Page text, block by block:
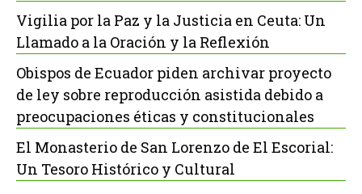
Vigilia por la Paz y la Justicia en Ceuta: Un
Llamado a la Oración y la Reflexión
Obispos de Ecuador piden archivar proyecto
de ley sobre reproducción asistida debido a
preocupaciones éticas y constitucionales
El Monasterio de San Lorenzo de El Escorial:
Un Tesoro Histórico y Cultural